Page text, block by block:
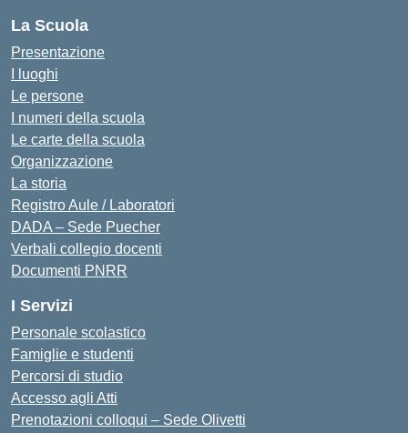
La Scuola
Presentazione
I luoghi
Le persone
I numeri della scuola
Le carte della scuola
Organizzazione
La storia
Registro Aule / Laboratori
DADA – Sede Puecher
Verbali collegio docenti
Documenti PNRR
I Servizi
Personale scolastico
Famiglie e studenti
Percorsi di studio
Accesso agli Atti
Prenotazioni colloqui – Sede Olivetti